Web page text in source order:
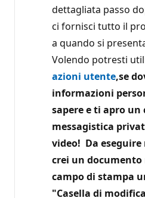
dettagliata passo
ci fornisci tutto il
a quando si
Volendo potresti
azioni utente,se
informazioni
sapere e ti apro un
messagistica
video! Da
crei un documento
campo di stampa
"Casella di